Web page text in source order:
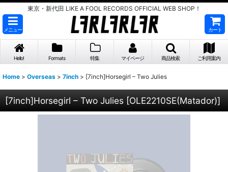
東京・新代田 LIKE A FOOL RECORDS OFFICIAL WEB SHOP！
メニュー カート
Hello! Formats 特集 マイページ 商品検索 ご利用案内
Home > Overseas > 7inch > [7inch]Horsegirl – Two Julies
[7inch]Horsegirl – Two Julies [OLE2210SE(Matador)]